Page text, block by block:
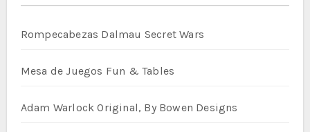
Rompecabezas Dalmau Secret Wars
Mesa de Juegos Fun & Tables
Adam Warlock Original, By Bowen Designs